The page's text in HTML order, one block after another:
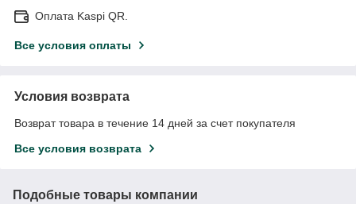
Оплата Kaspi QR.
Все условия оплаты
Условия возврата
Возврат товара в течение 14 дней за счет покупателя
Все условия возврата
Подобные товары компании